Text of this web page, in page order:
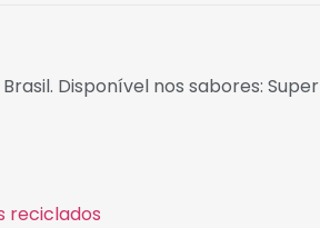
Disponível nos sabores: Super
reciclados